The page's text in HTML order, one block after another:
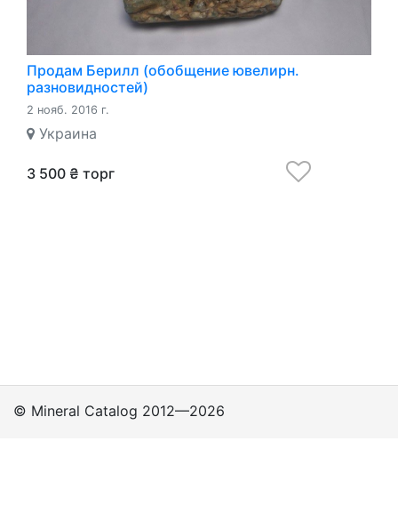
Продам Берилл (обобщение ювелирн.
разновидностей)
2 нояб. 2016 г.
Украина
3 500 ₴ торг
© Mineral Catalog 2012—2026